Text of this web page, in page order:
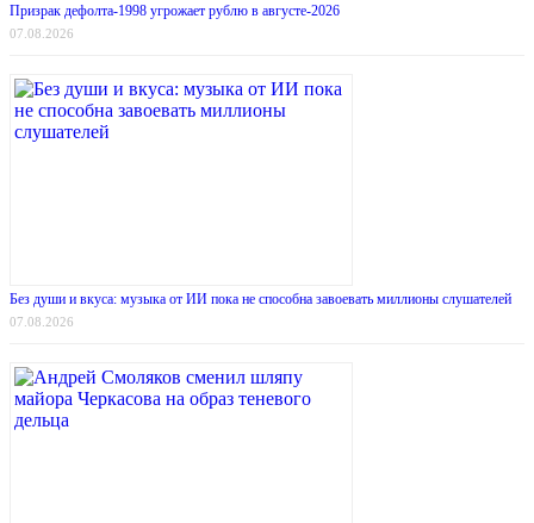
Призрак дефолта-1998 угрожает рублю в августе-2026
07.08.2026
Без души и вкуса: музыка от ИИ пока не способна завоевать миллионы слушателей
07.08.2026